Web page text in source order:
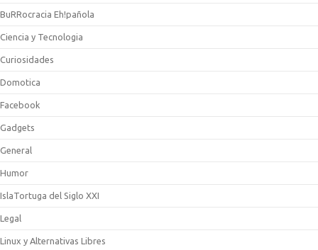
BuRRocracia Eh!pañola
Ciencia y Tecnologia
Curiosidades
Domotica
Facebook
Gadgets
General
Humor
IslaTortuga del Siglo XXI
Legal
Linux y Alternativas Libres